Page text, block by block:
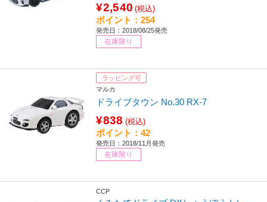
¥2,540 (税込)
ポイント：254
発売日：2018/08/25発売
在庫限り
ラッピング可
マルカ
ドライブタウン No.30 RX-7
¥838 (税込)
ポイント：42
発売日：2018/11月発売
在庫限り
CCP